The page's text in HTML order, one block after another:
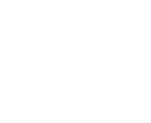
Erlass von Rechtsverordnungen